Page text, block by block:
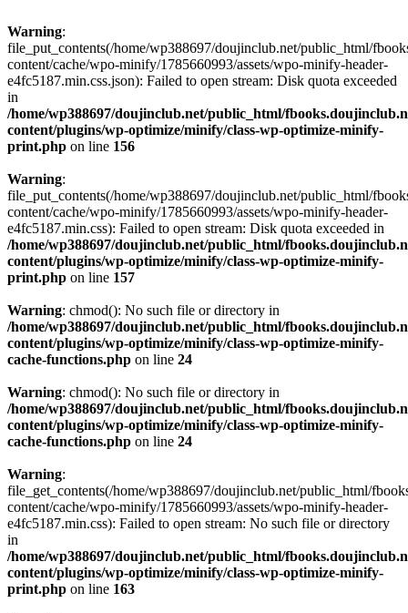
Warning:
file_put_contents(/home/wp388697/doujinclub.net/public_html/
content/cache/wpo-minify/1785660993/assets/wpo-minify-header-
e4fc5187.min.css.json): Failed to open stream: Disk quota exceeded
in
/home/wp388697/doujinclub.net/public_html/
content/plugins/wp-optimize/minify/class-wp-optimize-minify-
print.php on line 156
Warning:
file_put_contents(/home/wp388697/doujinclub.net/public_html/
content/cache/wpo-minify/1785660993/assets/wpo-minify-header-
e4fc5187.min.css): Failed to open stream: Disk quota exceeded in
/home/wp388697/doujinclub.net/public_html/
content/plugins/wp-optimize/minify/class-wp-optimize-minify-
print.php on line 157
Warning: chmod(): No such file or directory in
/home/wp388697/doujinclub.net/public_html/
content/plugins/wp-optimize/minify/class-wp-optimize-minify-
cache-functions.php on line 24
Warning: chmod(): No such file or directory in
/home/wp388697/doujinclub.net/public_html/
content/plugins/wp-optimize/minify/class-wp-optimize-minify-
cache-functions.php on line 24
Warning:
file_get_contents(/home/wp388697/doujinclub.net/public_html/
content/cache/wpo-minify/1785660993/assets/wpo-minify-header-
e4fc5187.min.css): Failed to open stream: No such file or directory
in
/home/wp388697/doujinclub.net/public_html/
content/plugins/wp-optimize/minify/class-wp-optimize-minify-
print.php on line 163